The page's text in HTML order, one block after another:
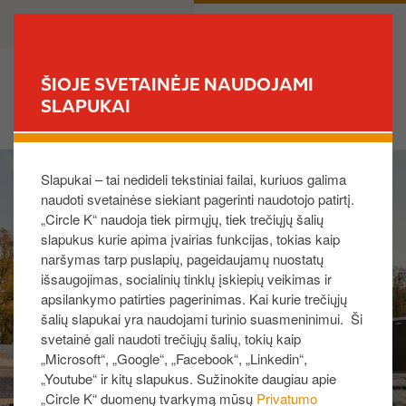
ŠIOJE SVETAINĖJE NAUDOJAMI
SLAPUKAI
Slapukai – tai nedideli tekstiniai failai, kuriuos galima
naudoti svetainėse siekiant pagerinti naudotojo patirtį.
„Circle K“ naudoja tiek pirmųjų, tiek trečiųjų šalių
slapukus kurie apima įvairias funkcijas, tokias kaip
naršymas tarp puslapių, pageidaujamų nuostatų
išsaugojimas, socialinių tinklų įskiepių veikimas ir
apsilankymo patirties pagerinimas. Kai kurie trečiųjų
šalių slapukai yra naudojami turinio suasmeninimui. Ši
svetainė gali naudoti trečiųjų šalių, tokių kaip
„Microsoft“, „Google“, „Facebook“, „Linkedin“,
„Youtube“ ir kitų slapukus. Sužinokite daugiau apie
„Circle K“ duomenų tvarkymą mūsų Privatumo
g
r
i
n
d
i
n
į
t
B
s
g
e